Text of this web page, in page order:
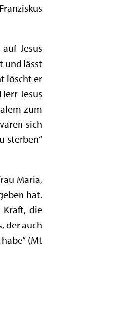
Jesus
und lässt
löscht er
Jesus
zum
sich
sterben“
Maria,
hat.
Kraft, die
der auch
(Mt